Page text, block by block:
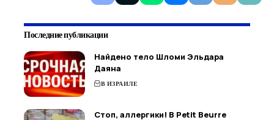
Последние публикации
Найдено тело Шломи Эльдара
Даяна
В ИЗРАИЛЕ
Стоп, аллергики! В Petit Beurre